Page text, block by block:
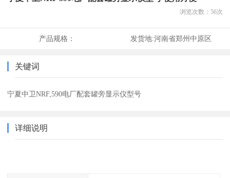
浏览次数： 56次
产品规格： 发货地:河南省郑州中原区
关键词
宁夏中卫NRF,590电厂配套罐旁显示仪型号
详细说明